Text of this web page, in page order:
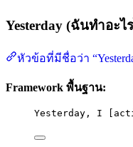
Yesterday (ฉันทำอะไ
หัวข้อที่มีชื่อว่า
Framework พื้นฐาน:
Yesterday, I